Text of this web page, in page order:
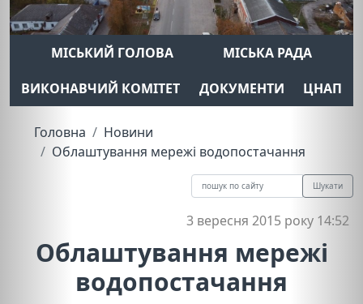
МІСЬКИЙ ГОЛОВА
МІСЬКА РАДА
ВИКОНАВЧИЙ КОМІТЕТ
ДОКУМЕНТИ ЦНАП
Головна
Новини
Облаштування мережі водопостачання
Шукати
3 вересня 2015 року 14:52
Облаштування мережі
водопостачання